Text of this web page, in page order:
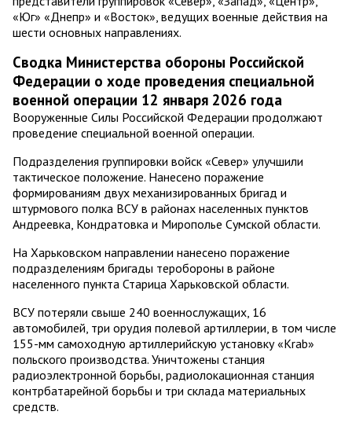
«Юг» «Днепр» и «Восток», ведущих военные действия на
шести основных направлениях.
Сводка Министерства обороны Российской
Федерации о ходе проведения специальной
военной операции 12 января 2026 года
Вооруженные Силы Российской Федерации продолжают
проведение специальной военной операции.
Подразделения группировки войск «Север» улучшили
тактическое положение. Нанесено поражение
формированиям двух механизированных бригад и
штурмового полка ВСУ в районах населенных пунктов
Андреевка, Кондратовка и Мирополье Сумской области.
На Харьковском направлении нанесено поражение
подразделениям бригады теробороны в районе
населенного пункта Старица Харьковской области.
ВСУ потеряли свыше 240 военнослужащих, 16
автомобилей, три орудия полевой артиллерии, в том числе
155-мм самоходную артиллерийскую установку «Krab»
польского производства. Уничтожены станция
радиоэлектронной борьбы, радиолокационная станция
контрбатарейной борьбы и три склада материальных
средств.